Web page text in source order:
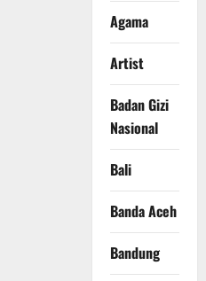
Agama
Artist
Badan Gizi
Nasional
Bali
Banda Aceh
Bandung